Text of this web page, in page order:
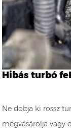
Hibás turbó
Ne dobja ki rossz
megvásárolja vagy